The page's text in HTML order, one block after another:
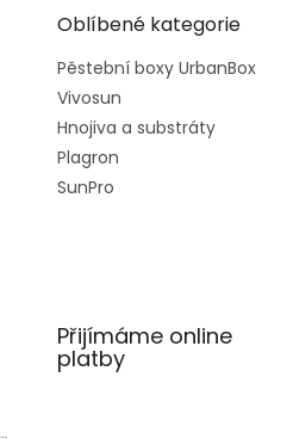
Oblíbené kategorie
Pěstební boxy UrbanBox
Vivosun
Hnojiva a substráty
Plagron
SunPro
Přijímáme online
platby